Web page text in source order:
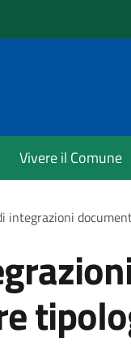
Vivere il Comune
integrazioni